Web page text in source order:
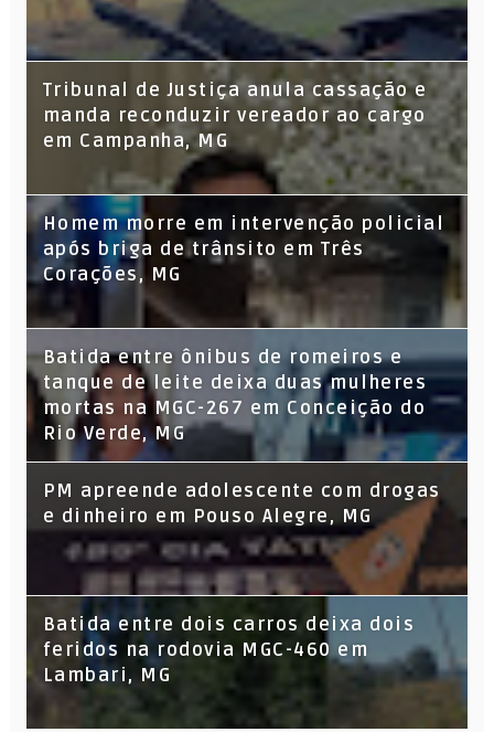
Tribunal de Justiça anula cassação e
manda reconduzir vereador ao cargo
em Campanha, MG
Homem morre em intervenção policial
após briga de trânsito em Três
Corações, MG
Batida entre ônibus de romeiros e
tanque de leite deixa duas mulheres
mortas na MGC-267 em Conceição do
Rio Verde, MG
PM apreende adolescente com drogas
e dinheiro em Pouso Alegre, MG
Batida entre dois carros deixa dois
feridos na rodovia MGC-460 em
Lambari, MG